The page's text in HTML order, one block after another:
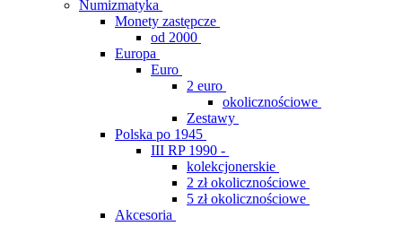
Numizmatyka
Monety zastępcze
od 2000
Europa
Euro
2 euro
okolicznościowe
Zestawy
Polska po 1945
III RP 1990 -
kolekcjonerskie
2 zł okolicznościowe
5 zł okolicznościowe
Akcesoria